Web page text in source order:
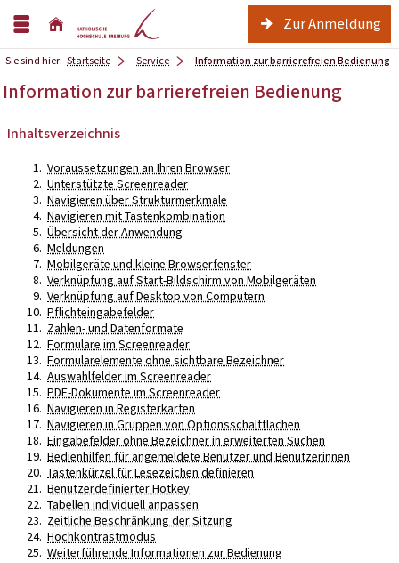
Zur Anmeldung
Sie sind hier: Startseite Service Information zur barrierefreien Bedienung
Information zur barrierefreien Bedienung
Inhaltsverzeichnis
Voraussetzungen an Ihren Browser
Unterstützte Screenreader
Navigieren über Strukturmerkmale
Navigieren mit Tastenkombination
Übersicht der Anwendung
Meldungen
Mobilgeräte und kleine Browserfenster
Verknüpfung auf Start-Bildschirm von Mobilgeräten
Verknüpfung auf Desktop von Computern
Pflichteingabefelder
Zahlen- und Datenformate
Formulare im Screenreader
Formularelemente ohne sichtbare Bezeichner
Auswahlfelder im Screenreader
PDF-Dokumente im Screenreader
Navigieren in Registerkarten
Navigieren in Gruppen von Optionsschaltflächen
Eingabefelder ohne Bezeichner in erweiterten Suchen
Bedienhilfen für angemeldete Benutzer und Benutzerinnen
Tastenkürzel für Lesezeichen definieren
Benutzerdefinierter Hotkey
Tabellen individuell anpassen
Zeitliche Beschränkung der Sitzung
Hochkontrastmodus
Weiterführende Informationen zur Bedienung